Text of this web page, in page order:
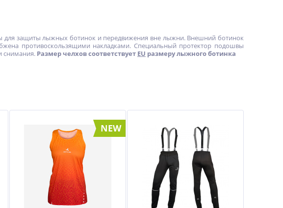
для защиты лыжных ботинок и передвижения вне лыжни. Внешний ботинок
противоскользящими накладками. Специальный протектор подошвы
снимания. Размер челхов соответствует EU размеру лыжного ботинка
NEW